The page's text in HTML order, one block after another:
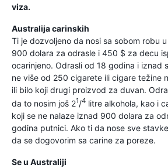
viza.
Australija carinskih
Ti je dozvoljeno da nosi sa sobom robu
900 dolara za odrasle i 450 $ za decu
ocarinjeno. Odrasli od 18 godina i iznad
ne više od 250 cigarete ili cigare težine
ili bilo koji drugi proizvod za duvan.
da to nosim još 21/4 litre alkohola, kao i
koji se ne nalaze iznad 900 dolara za
godina putnici. Ako ti da nose sve
da se dogovorim sa carine za poreze.
Se u Australiji